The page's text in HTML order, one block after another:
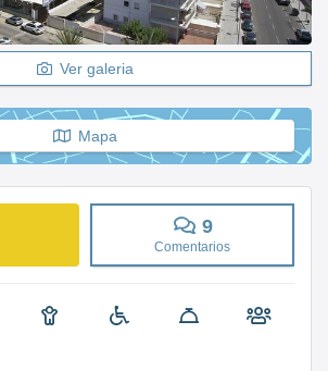
Ver galeria
Mapa
9
Comentarios